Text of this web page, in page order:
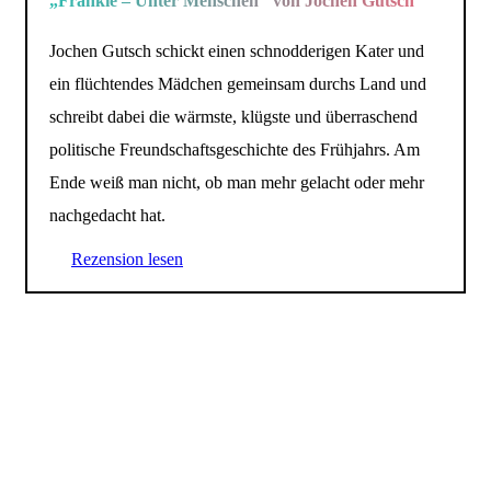
Jochen Gutsch schickt einen schnodderigen Kater und
ein flüchtendes Mädchen gemeinsam durchs Land und
schreibt dabei die wärmste, klügste und überraschend
politische Freundschaftsgeschichte des Frühjahrs. Am
Ende weiß man nicht, ob man mehr gelacht oder mehr
nachgedacht hat.
Rezension lesen